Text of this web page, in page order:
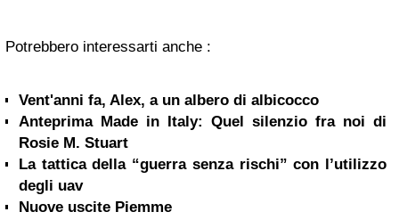
Potrebbero interessarti anche :
Vent'anni fa, Alex, a un albero di albicocco
Anteprima Made in Italy: Quel silenzio fra noi di
Rosie M. Stuart
La tattica della “guerra senza rischi” con l’utilizzo
degli uav
Nuove uscite Piemme